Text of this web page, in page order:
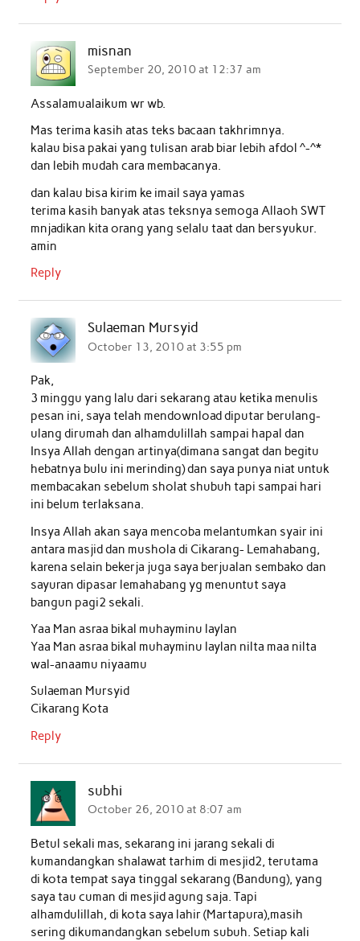
misnan
September 20, 2010 at 12:37 am
Assalamualaikum wr wb.
Mas terima kasih atas teks bacaan takhrimnya.
kalau bisa pakai yang tulisan arab biar lebih afdol ^-^*
dan lebih mudah cara membacanya.
dan kalau bisa kirim ke imail saya yamas
terima kasih banyak atas teksnya semoga Allaoh SWT
mnjadikan kita orang yang selalu taat dan bersyukur.
amin
Reply
Sulaeman Mursyid
October 13, 2010 at 3:55 pm
Pak,
3 minggu yang lalu dari sekarang atau ketika menulis
pesan ini, saya telah mendownload diputar berulang-
ulang dirumah dan alhamdulillah sampai hapal dan
Insya Allah dengan artinya(dimana sangat dan begitu
hebatnya bulu ini merinding) dan saya punya niat untuk
membacakan sebelum sholat shubuh tapi sampai hari
ini belum terlaksana.
Insya Allah akan saya mencoba melantumkan syair ini
antara masjid dan mushola di Cikarang- Lemahabang,
karena selain bekerja juga saya berjualan sembako dan
sayuran dipasar lemahabang yg menuntut saya
bangun pagi2 sekali.
Yaa Man asraa bikal muhayminu laylan
Yaa Man asraa bikal muhayminu laylan nilta maa nilta
wal-anaamu niyaamu
Sulaeman Mursyid
Cikarang Kota
Reply
subhi
October 26, 2010 at 8:07 am
Betul sekali mas, sekarang ini jarang sekali di
kumandangkan shalawat tarhim di mesjid2, terutama
di kota tempat saya tinggal sekarang (Bandung), yang
saya tau cuman di mesjid agung saja. Tapi
alhamdulillah, di kota saya lahir (Martapura),masih
sering dikumandangkan sebelum subuh. Setiap kali